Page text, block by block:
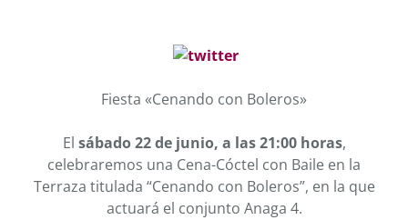
Fiesta «Cenando con Boleros»
El sábado 22 de junio, a las 21:00 horas,
celebraremos una Cena-Cóctel con Baile en la
Terraza titulada “Cenando con Boleros”, en la que
actuará el conjunto Anaga 4.